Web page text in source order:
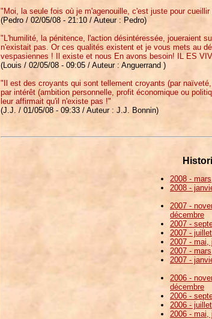
"Moi, la seule fois où je m'agenouille, c'est juste pour
(Pedro / 02/05/08 - 21:10 / Auteur : Pedro)
"L'humilité, la pénitence, l'action désintéressée, joueraient
n'existait pas. Or ces qualités existent et je vous mets au
vespasiennes ! Il existe et nous En avons besoin! IL ES
(Louis / 02/05/08 - 09:05 / Auteur : Anguerrand )
"Il est des croyants qui sont tellement croyants (par
par intérêt (ambition personnelle, profit économique ou
leur affirmait qu'il n'existe pas !"
(J.J. / 01/05/08 - 09:33 / Auteur : J.J. Bonnin)
2008 -
2008 -
2007 -
décembre
2007 -
2007 -
2007 - mai,
2007 -
2007 -
2006 -
décembre
2006 -
2006 -
2006 - mai,